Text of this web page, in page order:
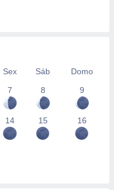
Sex Sáb
Domo
7
8 9
14 15 16